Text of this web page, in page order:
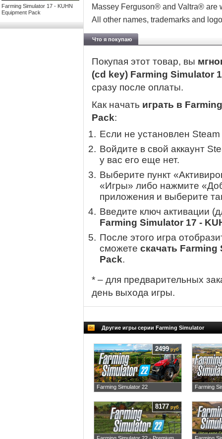
Farming Simulator 17 - KUHN
Equipment Pack
Massey Ferguson® and Valtra® are
All other names, trademarks and
Что я покупаю
Покупая этот товар, вы
(cd key) Farming Simulator
сразу после оплаты.
Как начать играть в
Pack:
Если не установлен
Войдите в свой аккаунт
у вас его еще нет.
Выберите пункт
«Игры» либо нажмите
приложения и выберите
Введите ключ активации
Farming Simulator 17 -
После этого игра
сможете скачать Farming
Pack.
* – для предварительных
день выхода игры.
Другие игры серии Farming Simulator
Farming Simulator 22
2499руб
Farming
8177 руб